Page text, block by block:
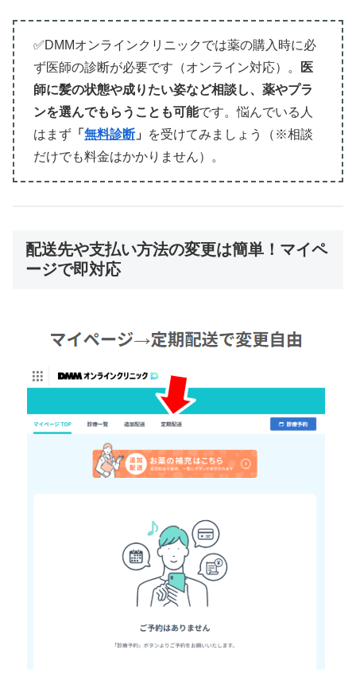
✅DMMオンラインクリニックでは薬の購入時に必
ず医師の診断が必要です（オンライン対応）。
医
師に髪の状態や成りたい姿など相談し、薬やプラ
ンを選んでもらうことも可能です。悩んでいる人
はまず 「 無料診断」
を受けてみましょう（※相談
だけでも料金はかかりません）。
配送先や支払い方法の変更は簡単！マイペ
ージで即対応